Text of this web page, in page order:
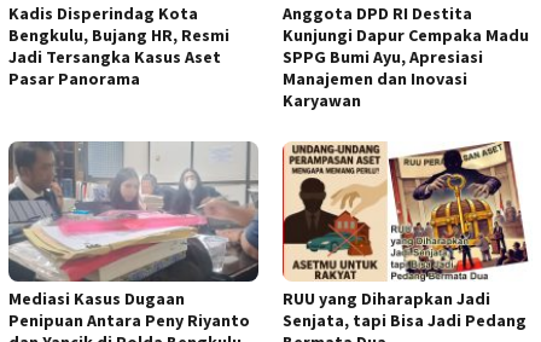
Kadis Disperindag Kota
Bengkulu, Bujang HR, Resmi
Jadi Tersangka Kasus Aset
Pasar Panorama
Anggota DPD RI Destita
Kunjungi Dapur Cempaka Madu
SPPG Bumi Ayu, Apresiasi
Manajemen dan Inovasi
Karyawan
Mediasi Kasus Dugaan
Penipuan Antara Peny Riyanto
RUU yang Diharapkan Jadi
Senjata, tapi Bisa Jadi Pedang